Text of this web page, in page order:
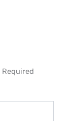
Required